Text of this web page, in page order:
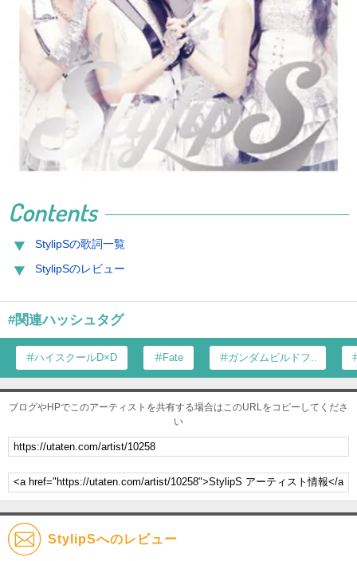
Contents
StylipSの歌詞一覧
StylipSのレビュー
#関連ハッシュタグ
ハイスクールD×D Fate ガンダムビルドフ...
ブログやHPでこのアーティストを共有する場合はこのURLをコピーしてくださ
い
StylipSへのレビュー